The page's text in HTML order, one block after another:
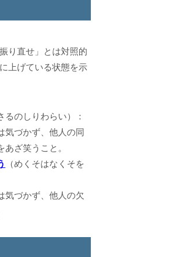
り直せ」とは対照的
上げている状態を示
るのしりわらい）：
気づかず、他人の同
あざ笑うこと。
（めくそはなくそを
気づかず、他人の欠